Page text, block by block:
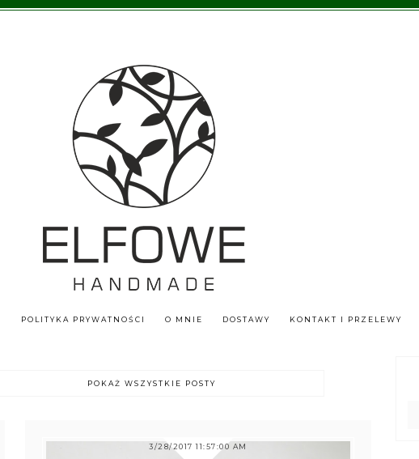
POLITYKA PRYWATNOŚCI O MNIE DOSTAWY KONTAKT I PRZELEWY
POKAŻ WSZYSTKIE POSTY
3/28/2017 11:57:00 AM